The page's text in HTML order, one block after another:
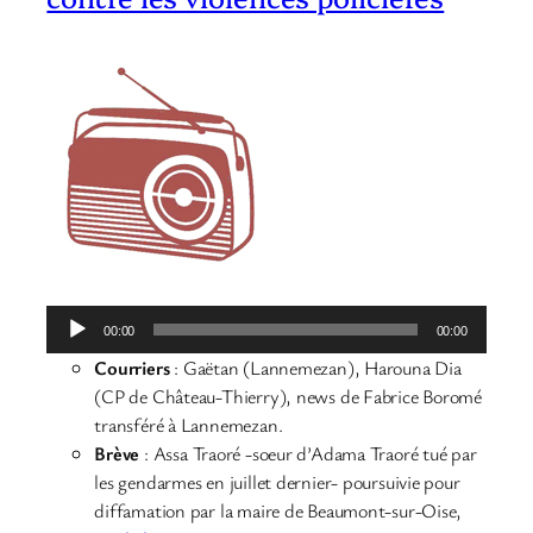
Lecteur
audio
00:00 00:00
Courriers: Gaëtan (Lannemezan), Harouna Dia
(CP de Château-Thierry), news de Fabrice Boromé
transféré à Lannemezan.
Brève : Assa Traoré -soeur d’Adama Traoré tué par
les gendarmes en juillet dernier- poursuivie pour
diffamation par la maire de Beaumont-sur-Oise,